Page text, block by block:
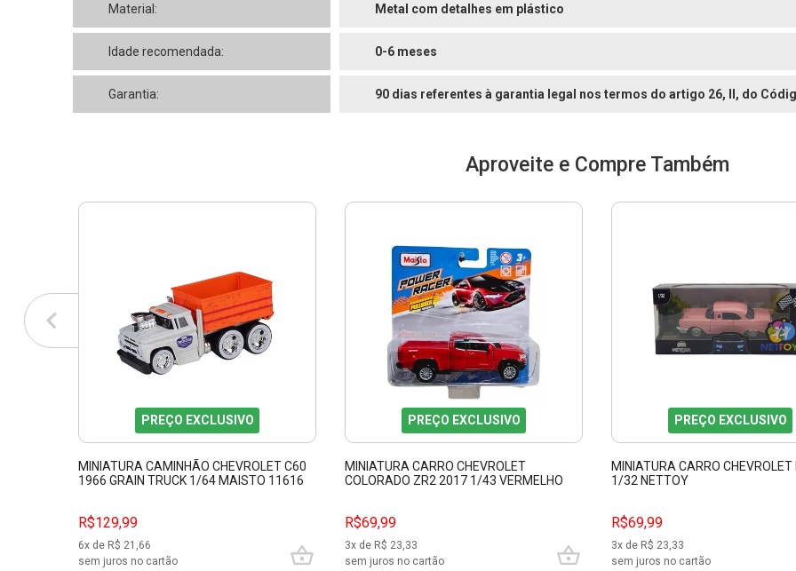
Material: Metal com detalhes em plástico
Idade recomendada: 0-6 meses
Garantia: 90 dias referentes à garantia legal nos termos do artigo 26, II, do
Aproveite e Compre Também
PREÇO EXCLUSIVO
MINIATURA CAMINHÃO CHEVROLET C60
1966 GRAIN TRUCK 1/64 MAISTO 11616
R$129,99
6x de R$ 21,66
sem juros no cartão
PREÇO EXCLUSIVO
MINIATURA CARRO CHEVROLET
COLORADO ZR2 2017 1/43 VERMELHO
R$69,99
3x de R$ 23,33
sem juros no cartão
PREÇO EXCLUSIVO
MINIATURA CARRO CHEVROLET
1/32 NETTOY
R$69,99
3x de R$ 23,33
sem juros no cartão